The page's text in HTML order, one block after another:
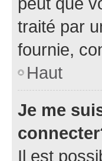
traité par
fournie,
Haut
Je me
Il est